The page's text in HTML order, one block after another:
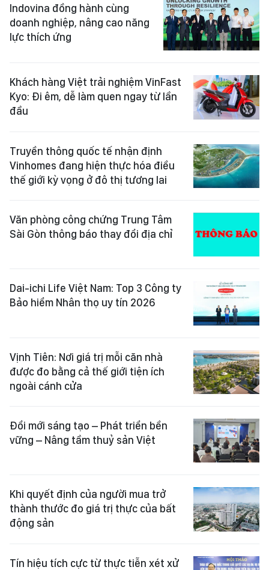
Indovina đồng hành cùng
doanh nghiệp, nâng cao năng
lực thích ứng
Khách hàng Việt trải nghiệm VinFast
Kyo: Đi êm, dễ làm quen ngay từ lần
đầu
Truyền thông quốc tế nhận định
Vinhomes đang hiện thực hóa điều
thế giới kỳ vọng ở đô thị tương lai
Văn phòng công chứng Trung Tâm
Sài Gòn thông báo thay đổi địa chỉ
Dai-ichi Life Việt Nam: Top 3 Công ty
Bảo hiểm Nhân thọ uy tín 2026
Vịnh Tiên: Nơi giá trị mỗi căn nhà
được đo bằng cả thế giới tiện ích
ngoài cánh cửa
Đổi mới sáng tạo – Phát triển bền
vững – Nâng tầm thuỷ sản Việt
Khi quyết định của người mua trở
thành thước đo giá trị thực của bất
động sản
Tín hiệu tích cực từ thực tiễn xét xử